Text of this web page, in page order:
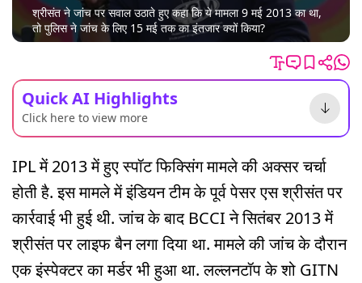
श्रीसंत ने जांच पर सवाल उठाते हुए कहा कि ये मामला 9 मई 2013 का था,
तो पुलिस ने जांच के लिए 15 मई तक का इंतजार क्यों किया?
Quick AI Highlights
Click here to view more
IPL में 2013 में हुए स्पॉट फिक्सिंग मामले की अक्सर चर्चा
होती है. इस मामले में इंडियन टीम के पूर्व पेसर एस श्रीसंत पर
कार्रवाई भी हुई थी. जांच के बाद BCCI ने सितंबर 2013 में
श्रीसंत पर लाइफ बैन लगा दिया था. मामले की जांच के दौरान
एक इंस्पेक्टर का मर्डर भी हुआ था. लल्लनटॉप के शो GITN